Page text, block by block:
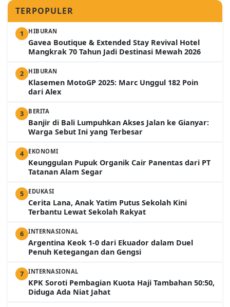
TERPOPULER
1 HIBURAN
Gavea Boutique & Extended Stay Revival Hotel
Mangkrak 70 Tahun Jadi Destinasi Mewah 2026
2 HIBURAN
Klasemen MotoGP 2025: Marc Unggul 182 Poin
dari Alex
3 BERITA
Banjir di Bali Lumpuhkan Akses Jalan ke Gianyar:
Warga Sebut Ini yang Terbesar
4 EKONOMI
Keunggulan Pupuk Organik Cair Panentas dari PT
Tatanan Alam Segar
5 EDUKASI
Cerita Lana, Anak Yatim Putus Sekolah Kini
Terbantu Lewat Sekolah Rakyat
6 INTERNASIONAL
Argentina Keok 1-0 dari Ekuador dalam Duel
Penuh Ketegangan dan Gengsi
7 INTERNASIONAL
KPK Soroti Pembagian Kuota Haji Tambahan 50:50,
Diduga Ada Niat Jahat